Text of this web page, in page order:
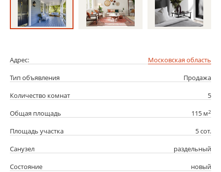
Адрес:
Московская область
Тип объявления
Продажа
Количество комнат
5
Общая площадь
115 м2
Площадь участка
5 сот.
Санузел
раздельный
Состояние
новый